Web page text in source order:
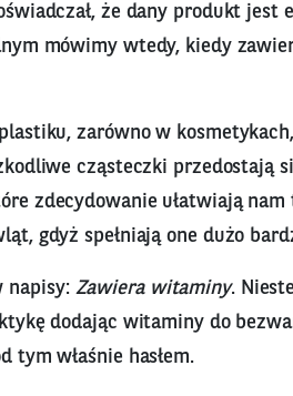
że dany produkt jest
mówimy wtedy, kiedy
zarówno w
cząsteczki przedostają
zdecydowanie ułatwiają nam
gdyż spełniają one dużo
napisy: Zawiera witaminy.
dodając witaminy do
tym właśnie hasłem.